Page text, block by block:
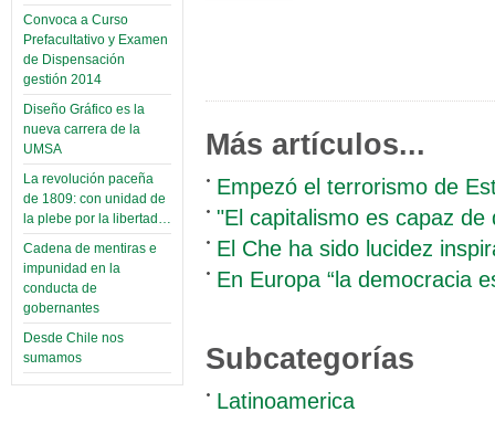
Convoca a Curso
Prefacultativo y Examen
de Dispensación
gestión 2014
Diseño Gráfico es la
nueva carrera de la
UMSA
La revolución paceña
de 1809: con unidad de
la plebe por la libertad…
Cadena de mentiras e
impunidad en la
conducta de
gobernantes
Desde Chile nos
sumamos
Más artículos...
Empezó el terrorismo de
"El capitalismo es capaz
El Che ha sido lucidez
En Europa “la democracia
Subcategorías
Latinoamerica